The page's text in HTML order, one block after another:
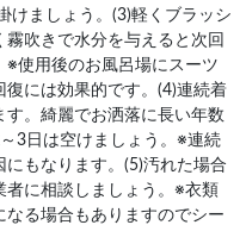
けましょう。(3)軽くブラッシ
吹きで水分を与えると次回
使用後のお風呂場にスーツ
には効果的です。(4)連続着
。綺麗でお洒落に長い年数
3日は空けましょう。※連続
もなります。(5)汚れた場合
者に相談しましょう。※衣類
る場合もありますのでシー